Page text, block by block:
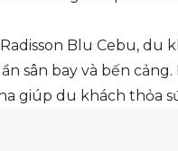
Blu Cebu,
sân bay và bến
giúp du khách thỏa